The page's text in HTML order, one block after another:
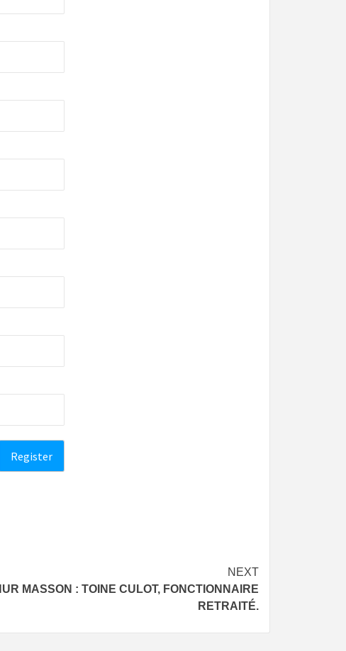
NEXT
MASSON : TOINE CULOT, FONCTIONNAIRE
RETRAITÉ.